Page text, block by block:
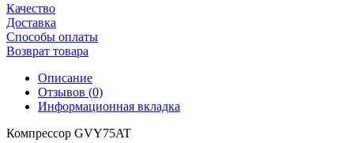
Качество
Доставка
Способы оплаты
Возврат товара
Описание
Отзывов (0)
Информационная вкладка
Компрессор GVY75AT